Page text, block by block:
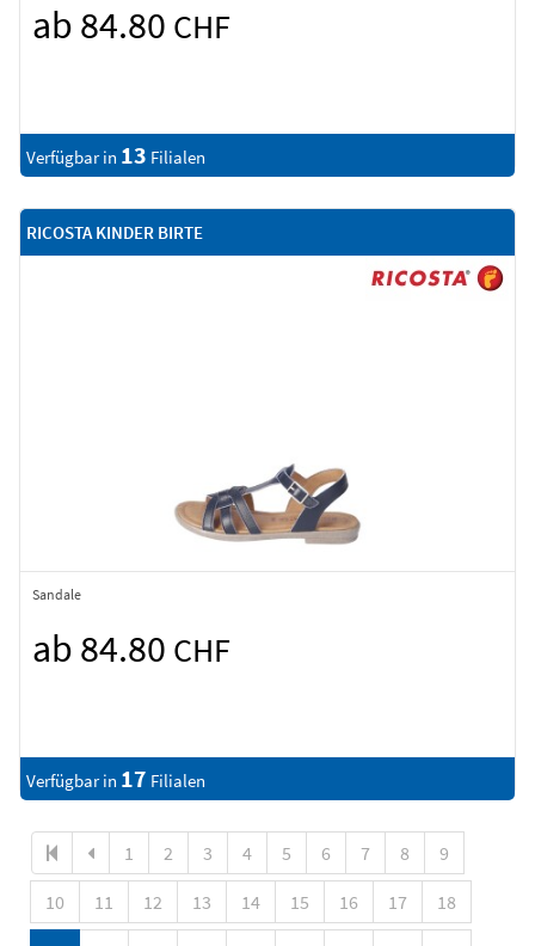
ab 84.80 CHF
Verfügbar in 13 Filialen
RICOSTA KINDER BIRTE
Sandale
ab 84.80 CHF
Verfügbar in 17 Filialen
1 2 3 4 5 6 7 8 9
10 11 12 13 14 15 16 17 18